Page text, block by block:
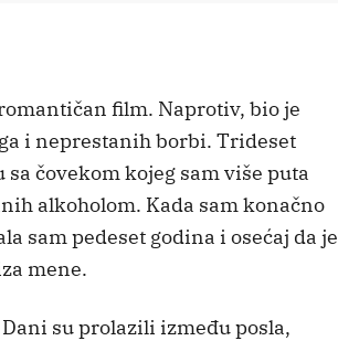
film. Naprotiv, bio je
i neprestanih borbi. Trideset
čovekom kojeg sam više puta
alkoholom. Kada sam konačno
sam pedeset godina i osećaj da je
mene.
su prolazili između posla,